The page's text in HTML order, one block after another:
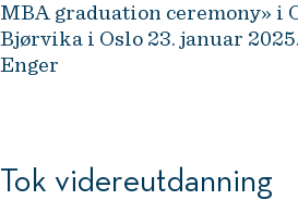
MBA graduation ceremony» i
Bjørvika i Oslo 23. januar
Enger
Tok videreutdanning